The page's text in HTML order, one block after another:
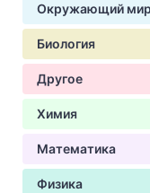
Окружающий мир
Биология
Другое
Химия
Математика
Физика